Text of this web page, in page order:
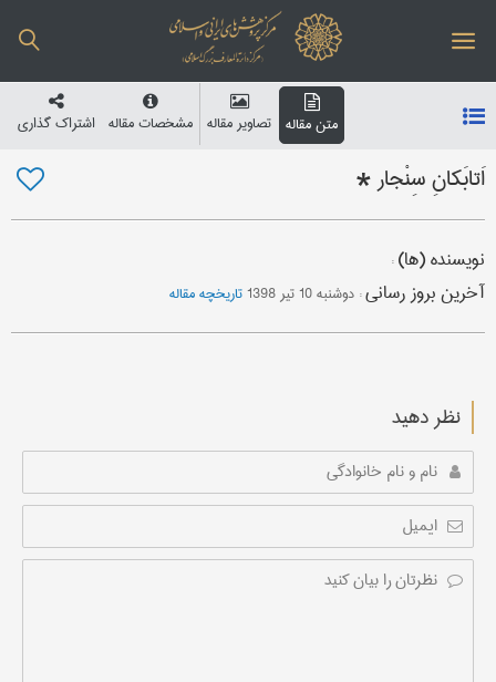
متن مقاله تصاویر مقاله مشخصات مقاله اشتراک گذاری
اَتابَكان‌ِ سِنْجار *
نویسنده (ها):
آخرین بروز رسانی: دوشنبه 10 تیر 1398 تاریخچه مقاله
نظر دهید